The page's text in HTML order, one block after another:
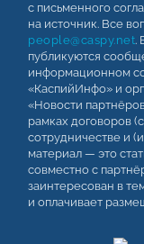
с письменного
на источник. Все
people@caspy.net.
публикуются
информационном
«КаспийИнфо» и
«Новости
рамках договоров
сотрудничестве и
материал — это
совместно с
заинтересован в
и оплачивает